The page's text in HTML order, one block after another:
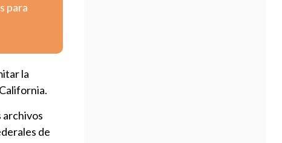
para
la
archivos
de